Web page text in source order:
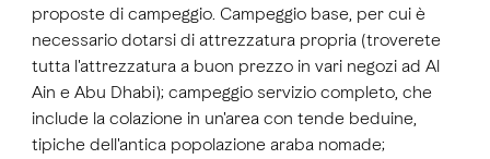
proposte di campeggio. Campeggio base, per cui è
necessario dotarsi di attrezzatura propria (troverete
tutta l'attrezzatura a buon prezzo in vari negozi ad Al
Ain e Abu Dhabi); campeggio servizio completo, che
include la colazione in un'area con tende beduine,
tipiche dell'antica popolazione araba nomade;